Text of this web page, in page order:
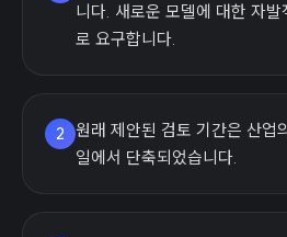
니다. 새로운 모델에 대한 자
로 요구합니다.
2
원래 제안된 검토 기간은 산업
일에서 단축되었습니다.